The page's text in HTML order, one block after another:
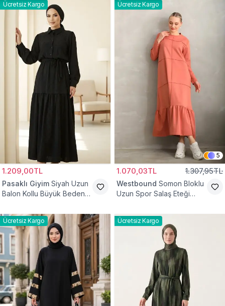
Ücretsiz Kargo
1.209,00TL
Pasaklı Giyim Siyah Uzun
Balon Kollu Büyük Beden
Ücretsiz Kargo
5
1.070,03TL 1.307,95TL
Westbound Somon Bloklu
Uzun Spor Salaş Eteği
Ücretsiz Kargo Ücretsiz Kargo